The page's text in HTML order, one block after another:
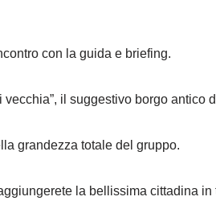
con la guida e briefing.
il suggestivo borgo antico
grandezza totale del gruppo.
la bellissima cittadina